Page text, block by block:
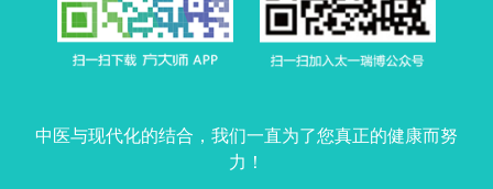
中医与现代化的结合，我们一直为了您真正的健康而努
力！